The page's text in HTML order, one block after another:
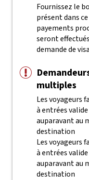
Fournissez le
présent dans
payements
seront
demande de
multiples
Les voyageurs
à entrées
auparavant au
destination
Les voyageurs
à entrées
auparavant au
destination